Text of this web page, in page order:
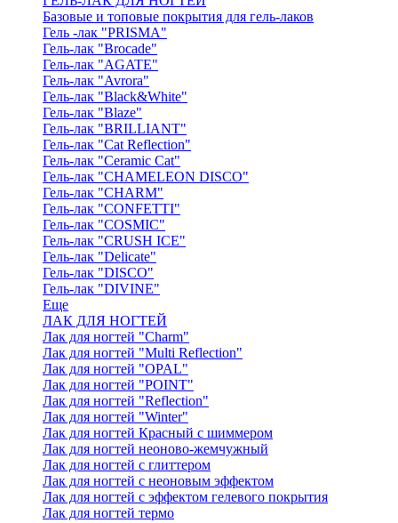
Базовые и топовые покрытия для гель-лаков
Гель -лак "PRISMA"
Гель-лак "Brocade"
Гель-лак "AGATE"
Гель-лак "Avrora"
Гель-лак "Black&White"
Гель-лак "Blaze"
Гель-лак "BRILLIANT"
Гель-лак "Cat Reflection"
Гель-лак "Ceramic Cat"
Гель-лак "CHAMELEON DISCO"
Гель-лак "CHARM"
Гель-лак "CONFETTI"
Гель-лак "COSMIC"
Гель-лак "CRUSH ICE"
Гель-лак "Delicate"
Гель-лак "DISCO"
Гель-лак "DIVINE"
Еще
ЛАК ДЛЯ НОГТЕЙ
Лак для ногтей "Charm"
Лак для ногтей "Multi Reflection"
Лак для ногтей "OPAL"
Лак для ногтей "POINT"
Лак для ногтей "Reflection"
Лак для ногтей "Winter"
Лак для ногтей Красный с шиммером
Лак для ногтей неоново-жемчужный
Лак для ногтей с глиттером
Лак для ногтей с неоновым эффектом
Лак для ногтей с эффектом гелевого покрытия
Лак для ногтей термо